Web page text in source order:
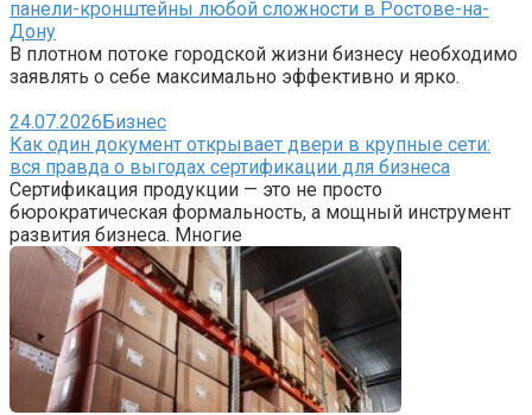
панели-кронштейны любой сложности в Ростове-на-
Дону
В плотном потоке городской жизни бизнесу необходимо
заявлять о себе максимально эффективно и ярко.
24.07.2026Бизнес
Как один документ открывает двери в крупные сети:
вся правда о выгодах сертификации для бизнеса
Сертификация продукции — это не просто
бюрократическая формальность, а мощный инструмент
развития бизнеса. Многие